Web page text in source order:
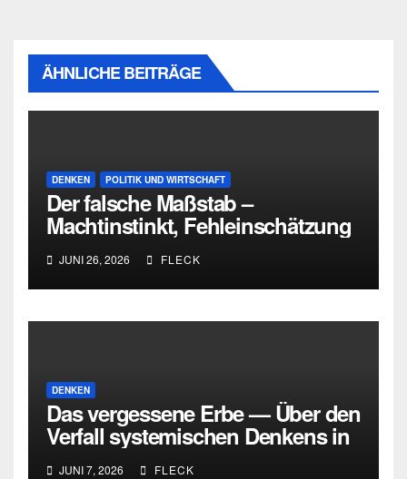
ÄHNLICHE BEITRÄGE
DENKEN POLITIK UND WIRTSCHAFT
Der falsche Maßstab –
Machtinstinkt, Fehleinschätzung
und die Grenzen intellektueller
Urteilskraft
JUNI 26, 2026 FLECK
DENKEN
Das vergessene Erbe — Über den
Verfall systemischen Denkens in
Deutschland
JUNI 7, 2026 FLECK